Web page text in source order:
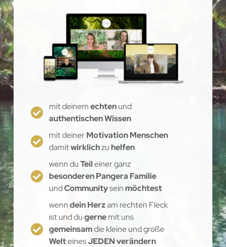
mit deinemechtenund
authentischen Wissen
mit deinerMotivation Menschen
damitwirklichzuhelfen
wenn duTeileiner ganz
besonderen Pangera Familie
undCommunityseinmöchtest
wenndein Herzam rechten Fleck
ist und dugernemit uns
gemeinsamdie kleine und große
WelteinesJEDEN verändern